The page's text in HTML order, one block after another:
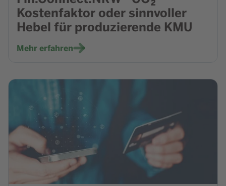
Kostenfaktor oder sinnvoller
Hebel für produzierende KMU
Mehr erfahren
Zur Veranstaltung NRW.BANK.Seminar - Klimaschutz